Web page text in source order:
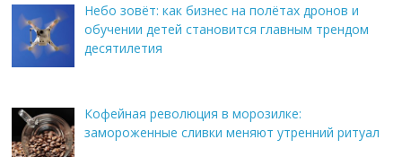
Небо зовёт: как бизнес на полётах дронов и
обучении детей становится главным трендом
десятилетия
Кофейная революция в морозилке:
замороженные сливки меняют утренний ритуал